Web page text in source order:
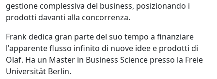
gestione complessiva del business, posizionando i
prodotti davanti alla concorrenza.
Frank dedica gran parte del suo tempo a finanziare
l'apparente flusso infinito di nuove idee e prodotti di
Olaf. Ha un Master in Business Science presso la Freie
Universität Berlin.